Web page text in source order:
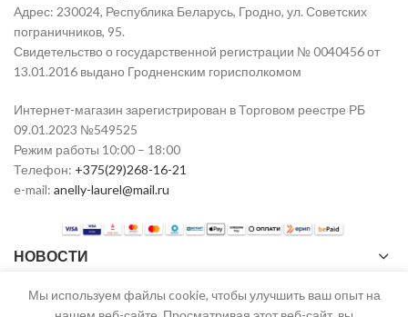
Адрес: 230024, Республика Беларусь, Гродно, ул. Советских
пограничников, 95.
Свидетельство о государственной регистрации № 0040456 от
13.01.2016 выдано Гродненским горисполкомом
Интернет-магазин зарегистрирован в Торговом реестре РБ
09.01.2023 №549525
Режим работы 10:00 – 18:00
Телефон: +375(29)268-16-21
e-mail: anelly-laurel@mail.ru
НОВОСТИ
Мы используем файлы cookie, чтобы улучшить ваш опыт на